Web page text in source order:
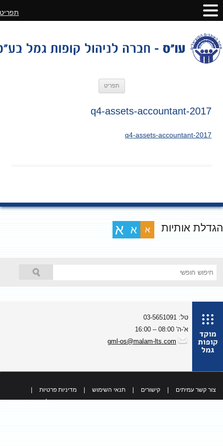
תפריט
2017-q4-assets-accountant
2017-q4-assets-accountant
אותיות א א א
טל: 03-5651091
א'-ה' 08:00 – 16:00
gml-os@malam-lts.com
צור קשר עמיתים קישורים תנאי השימוש מדיניות פרטיות
כל הזכויות שמורות
תפריט